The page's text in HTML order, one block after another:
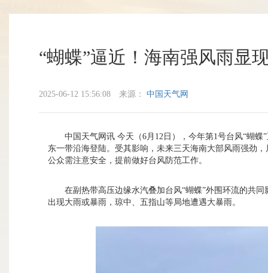
“蝴蝶”逼近！海南强风雨显
2025-06-12 15:56:08 来源： 中国天气网
中国天气网讯 今天（6月12日），今年第1号台风“蝴
东一带沿海登陆。受其影响，未来三天海南大部风雨强劲
公众需注意安全，提前做好台风防范工作。
在副热带高压边缘水汽叠加台风“蝴蝶”外围环流的共
出现大雨或暴雨，琼中、五指山等局地遭遇大暴雨。